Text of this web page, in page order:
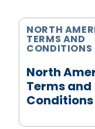
North
Terms and
Conditions
NORTH
TERMS AND
CONDITIONS